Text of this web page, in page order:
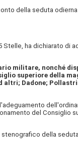
della seduta odierna
ha dichiarato di
militare, nonché
superiore della
altri; Dadone;
del Consiglio
della